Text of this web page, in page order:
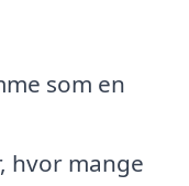
som en
hvor mange